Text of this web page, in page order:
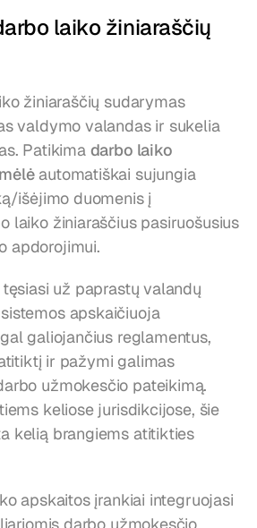
laiko žiniaraščių
žiniaraščių sudarymas
valdymo valandas ir sukelia
Patikima darbo laiko
automatiškai sujungia
išėjimo duomenis į
laiko žiniaraščius pasiruošusius
apdorojimui.
už paprastų valandų
apskaičiuoja
galiojančius reglamentus,
ir pažymi galimas
užmokesčio pateikimą.
keliose jurisdikcijose, šie
kelią brangiems atitikties
apskaitos įrankiai integruojasi
darbo užmokesčio